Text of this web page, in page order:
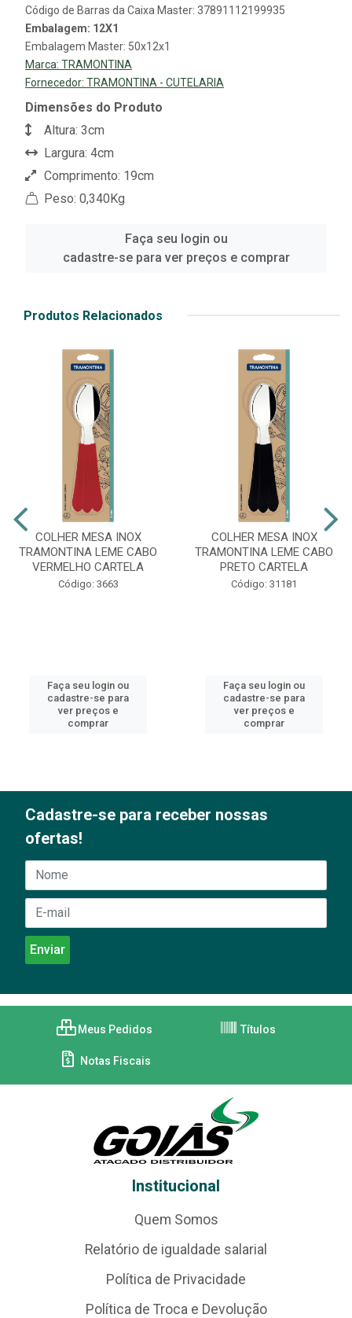
Código de Barras da Caixa Master: 37891112199935
Embalagem: 12X1
Embalagem Master: 50x12x1
Marca: TRAMONTINA
Fornecedor: TRAMONTINA - CUTELARIA
Dimensões do Produto
Altura: 3cm
Largura: 4cm
Comprimento: 19cm
Peso: 0,340Kg
Faça seu login ou
cadastre-se para ver preços e comprar
Produtos Relacionados
COLHER MESA INOX
TRAMONTINA LEME CABO
VERMELHO CARTELA
Código: 3663
Faça seu login ou
cadastre-se para
ver preços e
comprar
COLHER MESA INOX
TRAMONTINA LEME CABO
PRETO CARTELA
Código: 31181
Faça seu login ou
cadastre-se para
ver preços e
comprar
Cadastre-se para receber nossas
ofertas!
Meus Pedidos Títulos
Notas Fiscais
Institucional
Quem Somos
Relatório de igualdade salarial
Política de Privacidade
Política de Troca e Devolução